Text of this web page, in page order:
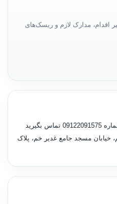
اقدام، مدارک لازم و ریسک‌های
09122091575 تماس بگیرید
خیابان مسجد جامع غدیر خم، پلاک